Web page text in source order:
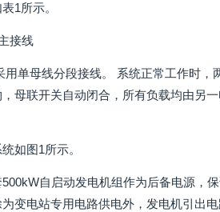
1所示。
接线
用单母线分段接线。 系统正常工作时
母联开关自动闭合，所有负载均由另
如图1所示。
自启动发电机组作为后备电源，
变电站专用电路供电外，发电机引出